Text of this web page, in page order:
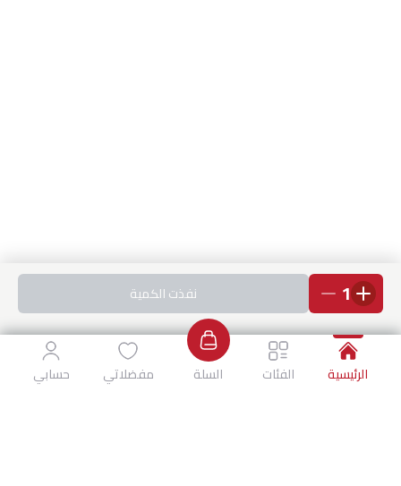
1 نفذت الكمية
الرئيسية الفئات السلة مفضلاتي حسابي